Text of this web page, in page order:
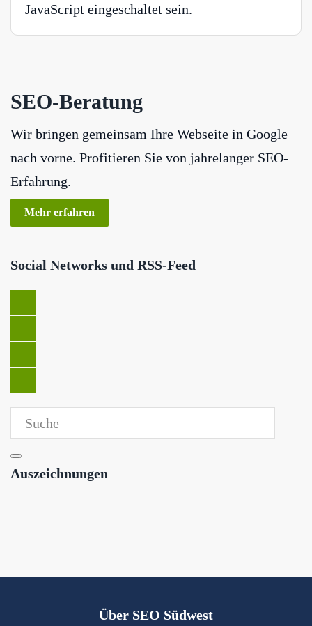
JavaScript eingeschaltet sein.
SEO-Beratung
Wir bringen gemeinsam Ihre Webseite in Google
nach vorne. Profitieren Sie von jahrelanger SEO-
Erfahrung.
Mehr erfahren
Social Networks und RSS-Feed
Auszeichnungen
Über SEO Südwest